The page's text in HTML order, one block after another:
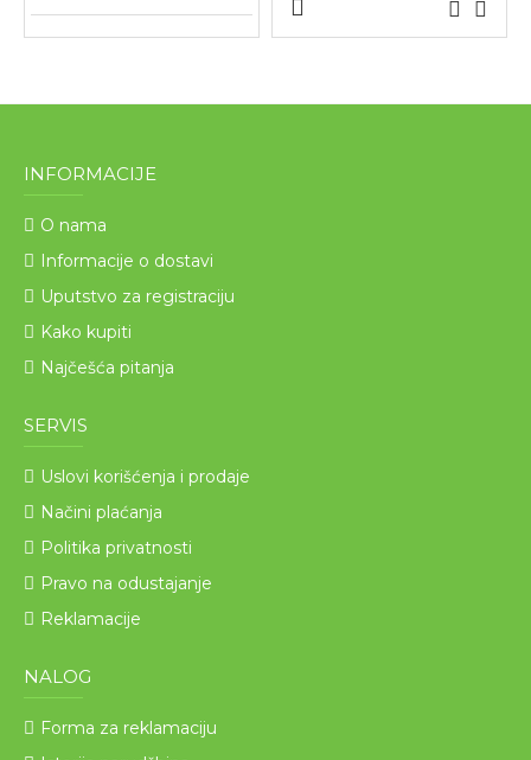
INFORMACIJE
O nama
Informacije o dostavi
Uputstvo za registraciju
Kako kupiti
Najčešća pitanja
SERVIS
Uslovi korišćenja i prodaje
Načini plaćanja
Politika privatnosti
Pravo na odustajanje
Reklamacije
NALOG
Forma za reklamaciju